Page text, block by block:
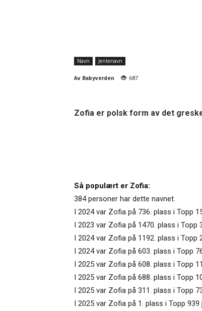
Navn Jentenavn
Av Babyverden 687
Zofia er polsk form av det
Så populært er Zofia:
384 personer har dette navnet.
I 2024 var Zofia på 736. plass i Topp
I 2023 var Zofia på 1470. plass i Topp
I 2024 var Zofia på 1192. plass i Topp
I 2024 var Zofia på 603. plass i Topp
I 2025 var Zofia på 608. plass i Topp
I 2025 var Zofia på 688. plass i Topp
I 2025 var Zofia på 311. plass i Topp
I 2025 var Zofia på 1. plass i Topp 939